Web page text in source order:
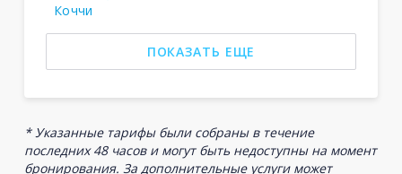
Коччи
ПОКАЗАТЬ ЕЩЕ
* Указанные тарифы были собраны в течение
последних 48 часов и могут быть недоступны на момент
бронирования. За дополнительные услуги может